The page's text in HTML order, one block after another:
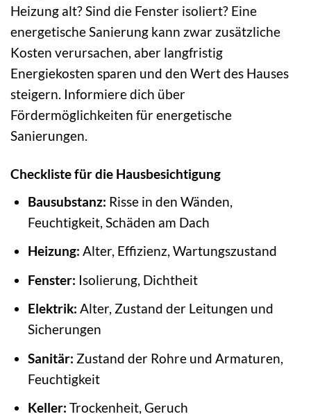
Heizung alt? Sind die Fenster isoliert? Eine
energetische Sanierung kann zwar zusätzliche
Kosten verursachen, aber langfristig
Energiekosten sparen und den Wert des Hauses
steigern. Informiere dich über
Fördermöglichkeiten für energetische
Sanierungen.
Checkliste für die Hausbesichtigung
Bausubstanz: Risse in den Wänden,
Feuchtigkeit, Schäden am Dach
Heizung: Alter, Effizienz, Wartungszustand
Fenster: Isolierung, Dichtheit
Elektrik: Alter, Zustand der Leitungen und
Sicherungen
Sanitär: Zustand der Rohre und Armaturen,
Feuchtigkeit
Keller: Trockenheit, Geruch